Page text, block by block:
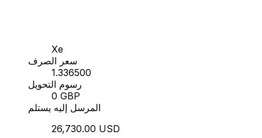
Xe
سعر الصرف
1.336500
رسوم التحويل
0 GBP
المرسل إليه يستلم
26,730.00 USD